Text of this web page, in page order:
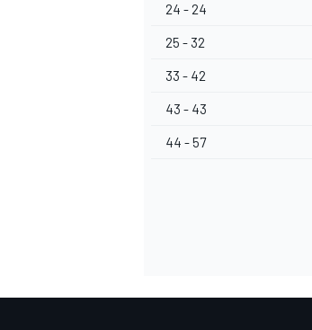
24 - 24
25 - 32
33 - 42
43 - 43
44 - 57